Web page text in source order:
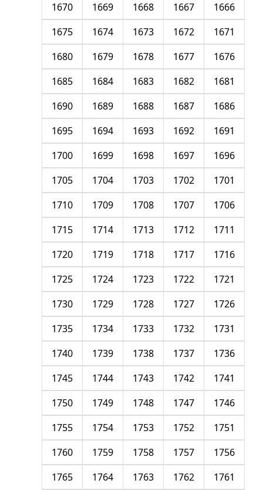
1666
1667
1668
1669
1670
1671
1672
1673
1674
1675
1676
1677
1678
1679
1680
1681
1682
1683
1684
1685
1686
1687
1688
1689
1690
1691
1692
1693
1694
1695
1696
1697
1698
1699
1700
1701
1702
1703
1704
1705
1706
1707
1708
1709
1710
1711
1712
1713
1714
1715
1716
1717
1718
1719
1720
1721
1722
1723
1724
1725
1726
1727
1728
1729
1730
1731
1732
1733
1734
1735
1736
1737
1738
1739
1740
1741
1742
1743
1744
1745
1746
1747
1748
1749
1750
1751
1752
1753
1754
1755
1756
1757
1758
1759
1760
1761
1762
1763
1764
1765